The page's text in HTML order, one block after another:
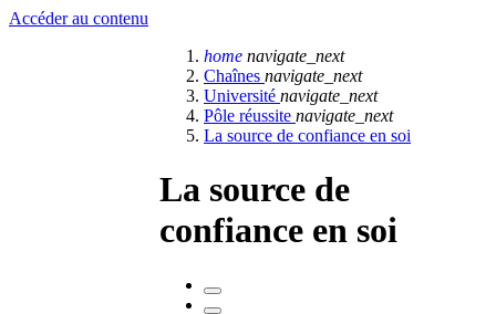
Accéder au contenu
home navigate_next
Chaînes navigate_next
Université navigate_next
Pôle réussite navigate_next
La source de confiance en soi
La source de
confiance en soi